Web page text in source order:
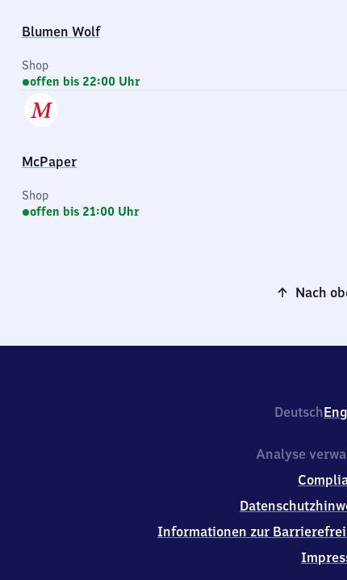
Blumen Wolf
Shop
offen bis 22:00 Uhr
McPaper
Shop
offen bis 21:00 Uhr
Nach
Deutsch
Analyse
Informationen zur